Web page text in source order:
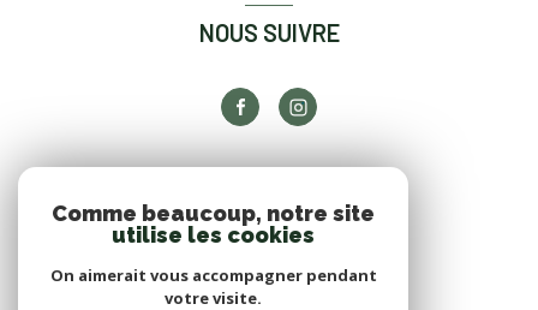
NOUS SUIVRE
NOUS ADHÉRONS
Comme beaucoup, notre site
utilise les cookies
On aimerait vous accompagner pendant
votre visite.